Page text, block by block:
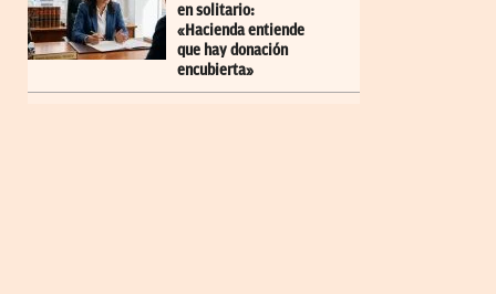
en solitario:
«Hacienda entiende
que hay donación
encubierta»